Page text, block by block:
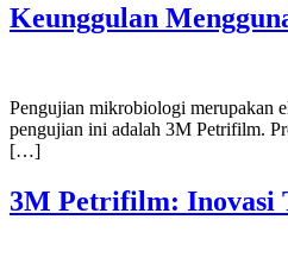
Keunggulan
Pengujian mikrobiologi merupakan
pengujian ini adalah 3M Petrifilm.
[…]
3M Petrifilm: Inovasi